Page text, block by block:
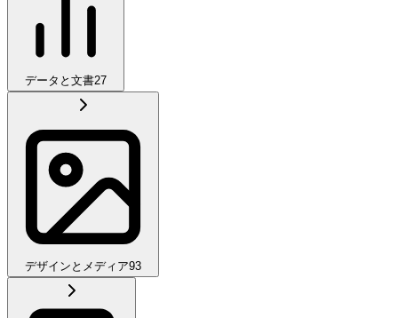
データと文書27
デザインとメディア93